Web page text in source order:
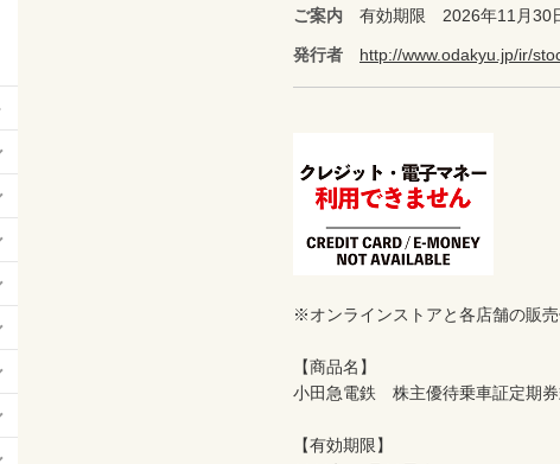
ご案内 有効期限 2026年11月30
発行者 http://www.odakyu.jp/ir/
※オンラインストアと各店舗の販売
【商品名】
小田急電鉄　株主優待乗車証定期
【有効期限】